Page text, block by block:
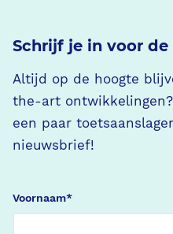
Schrijf je in voor
Altijd op de hoogte
the-art
een paar
nieuwsbrief!
Voornaam*